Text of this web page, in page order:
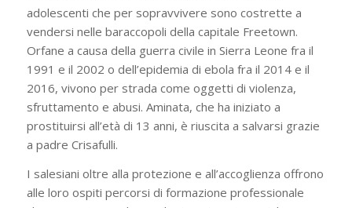
adolescenti che per sopravvivere sono costrette a
vendersi nelle baraccopoli della capitale Freetown.
Orfane a causa della guerra civile in Sierra Leone fra il
1991 e il 2002 o dell’epidemia di ebola fra il 2014 e il
2016, vivono per strada come oggetti di violenza,
sfruttamento e abusi. Aminata, che ha iniziato a
prostituirsi all’età di 13 anni, è riuscita a salvarsi grazie
a padre Crisafulli.
I salesiani oltre alla protezione e all’accoglienza offrono
alle loro ospiti percorsi di formazione professionale